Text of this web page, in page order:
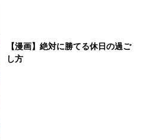
【漫画】絶対に勝てる休日の過ご
し方